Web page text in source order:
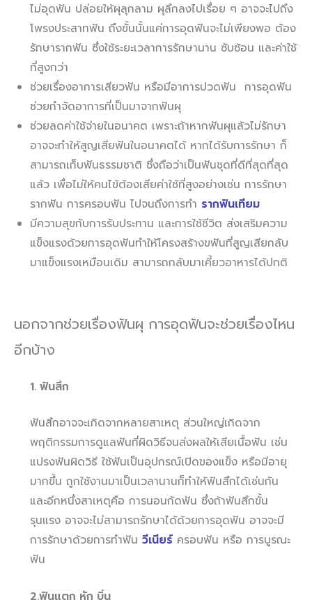
ไม่อุดฟัน ปล่อยให้ผุลุกลาม ผุลึกลงไปเรื่อย ๆ อาจจะไปถึง
โพรงประสาทฟัน ถึงขั้นนั้นแค่การอุดฟันจะไม่เพียงพอ ต้อง
รักษารากฟัน ซึ่งใช้ระยะเวลาการรักษานาน ซับซ้อน และค่าใช้
ที่สูงกว่า
ช่วยเรื่องอาการเสียวฟัน หรือมีอาการปวดฟัน การอุดฟัน
ช่วยกำจัดอาการที่เป็นมาจากฟันผุ
ช่วยลดค่าใช้จ่ายในอนาคต เพราะถ้าหากฟันผุแล้วไม่รักษา
อาจจะทำให้สูญเสียฟันในอนาคตได้ หากได้รับการรักษา ก็
สามารถเก็บฟันธรรมชาติ ซึ่งถือว่าเป็นฟันชุดที่ดีที่สุดที่สุด
แล้ว เพื่อไม่ให้คนไข้ต้องเสียค่าใช้ที่สูงอย่างเช่น การรักษา
รากฟัน การครอบฟัน ไปจนถึงการทำ รากฟันเทียม
มีความสุขกับการรับประทาน และการใช้ชีวิต ส่งเสริมความ
แข็งแรงด้วยการอุดฟันทำให้โครงสร้างขฟันที่สูญเสียกลับ
มาแข็งแรงเหมือนเดิม สามารถกลับมาเคี้ยวอาหารได้ปกติ
นอกจากช่วยเรื่องฟันผุ การอุดฟันจะช่วยเรื่องไหน
อีกบ้าง
1. ฟันสึก
ฟันสึกอาจจะเกิดจากหลายสาเหตุ ส่วนใหญ่เกิดจาก
พฤติกรรมการดูแลฟันที่ผิดวิธีจนส่งผลให้เสียเนื้อฟัน เช่น
แปรงฟันผิดวิธี ใช้ฟันเป็นอุปกรณ์เปิดของแข็ง หรือมีอายุ
มากขึ้น ถูกใช้งานมาเป็นเวลานานก็ทำให้ฟันสึกได้เช่นกัน
และอีกหนึ่งสาเหตุคือ การนอนกัดฟัน ซึ่งถ้าฟันสึกขั้น
รุนแรง อาจจะไม่สามารถรักษาได้ด้วยการอุดฟัน อาจจะมี
การรักษาด้วยการทำฟันวีเนียร์ ครอบฟัน หรือ การบูรณะ
ฟัน